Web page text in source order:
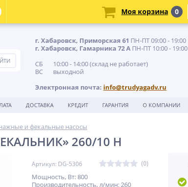
г. Хабаровск, Приморская 61 ПН-ПТ 09:00 - 19:00
г. Хабаровск, Гамарника 72 А ПН-ПТ 10:00 - 19:00
СБ 10:00 - 14:00 (склад не работает)
ВС выходной
Электронная почта: info@trudyagadv.ru
ДОСТАВКА КРЕДИТ ГАРАНТИЯ О КОМПАНИИ
и фекальные насосы
260/10 Н
Артикул: DG-5306 (0)
Мощность, Вт: 800
Производительность, л/мин: 260
Моя корзина 0